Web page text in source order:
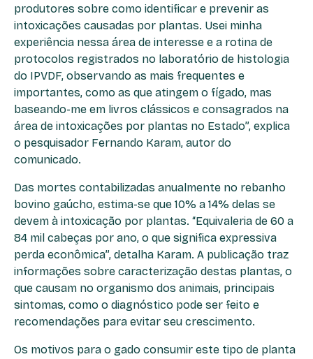
produtores sobre como identificar e prevenir as
intoxicações causadas por plantas. Usei minha
experiência nessa área de interesse e a rotina de
protocolos registrados no laboratório de histologia
do IPVDF, observando as mais frequentes e
importantes, como as que atingem o fígado, mas
baseando-me em livros clássicos e consagrados na
área de intoxicações por plantas no Estado”, explica
o pesquisador Fernando Karam, autor do
comunicado.
Das mortes contabilizadas anualmente no rebanho
bovino gaúcho, estima-se que 10% a 14% delas se
devem à intoxicação por plantas. “Equivaleria de 60 a
84 mil cabeças por ano, o que significa expressiva
perda econômica”, detalha Karam. A publicação traz
informações sobre caracterização destas plantas, o
que causam no organismo dos animais, principais
sintomas, como o diagnóstico pode ser feito e
recomendações para evitar seu crescimento.
Os motivos para o gado consumir este tipo de planta